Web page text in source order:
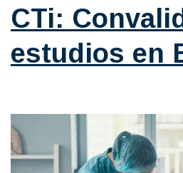
CTi:
estudios en